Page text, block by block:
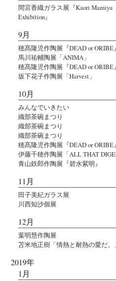
間宮香織ガラス展『Kaori Mamiya
Exhibition』
9月
穂髙隆児作陶展『DEAD or ORIBE』
馬川祐輔陶展「ANIMA」
穂髙隆児作陶展『DEAD or ORIBE』
坂下花子作陶展「Harvest」
10月
みんなでいきたい
織部茶碗まつり
織部茶碗まつり
織部茶碗まつり
穂髙隆児作陶展『DEAD or ORIBE』
伊藤千穂作陶展「ALL THAT
青山鉄郎作陶展『碧水紫明』
11月
田子美紀ガラス展
川西知沙個展
12月
葉明慧作陶展
苫米地正樹「情熱と耐熱の愛だ。
2019年
1月